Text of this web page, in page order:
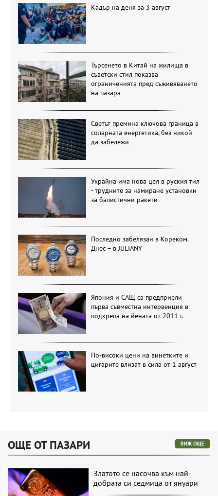
Кадър на деня за 3 август
Търсенето в Китай на жилища в
съветски стил показва
ограниченията пред съживяването
на пазара
Светът премина ключова граница в
соларната енергетика, без никой
да забележи
Украйна има нова цел в руския тил
- трудните за намиране установки
за балистични ракети
Последно забелязан в Кореком.
Днес – в JULIANY
Япония и САЩ са предприели
първа съвместна интервенция в
подкрепа на йената от 2011 г.
По-високи цени на винетките и
цигарите влизат в сила от 1 август
ОЩЕ ОТ ПАЗАРИ ВИЖ ОЩЕ
Златото се насочва към най-
добрата си седмица от януари